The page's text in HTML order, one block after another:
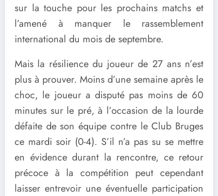
sur la touche pour les prochains matchs et
l’amené à manquer le rassemblement
international du mois de septembre.
Mais la résilience du joueur de 27 ans n’est
plus à prouver. Moins d’une semaine après le
choc, le joueur a disputé pas moins de 60
minutes sur le pré, à l’occasion de la lourde
défaite de son équipe contre le Club Bruges
ce mardi soir (0-4). S’il n’a pas su se mettre
en évidence durant la rencontre, ce retour
précoce à la compétition peut cependant
laisser entrevoir une éventuelle participation